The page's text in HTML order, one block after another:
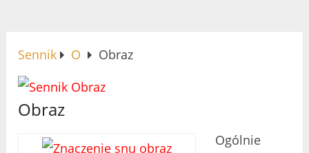
Sennik O Obraz
Obraz
Ogólnie